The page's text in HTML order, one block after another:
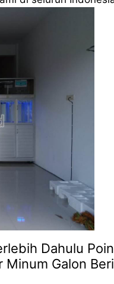
Dahulu
Minum Galon